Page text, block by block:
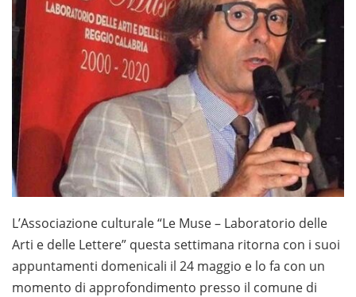
L’Associazione culturale “Le Muse – Laboratorio delle
Arti e delle Lettere” questa settimana ritorna con i suoi
appuntamenti domenicali il 24 maggio e lo fa con un
momento di approfondimento presso il comune di